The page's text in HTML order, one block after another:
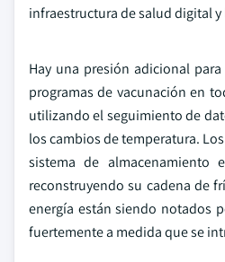
infraestructura de salud digital
Hay una presión adicional
programas de vacunación en
utilizando el seguimiento de
los cambios de temperatura.
sistema de almacenamiento
reconstruyendo su cadena de
energía están siendo notados
fuertemente a medida que se